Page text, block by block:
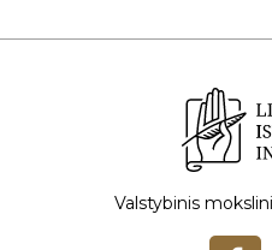
Valstybinis